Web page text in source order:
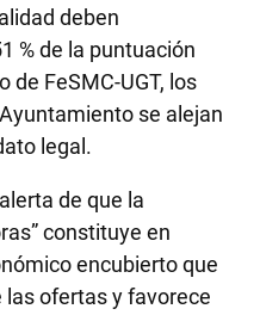
deben
% de la puntuación
de FeSMC-UGT, los
se alejan
legal.
de que la
constituye en
encubierto que
ofertas y favorece